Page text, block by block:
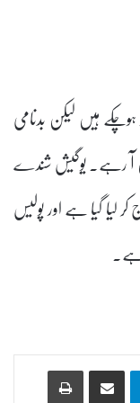
ہیں لیکن بدنامی
رہے۔ یوگیش شندے
لیا گیا ہے اور پولیس
Telegram